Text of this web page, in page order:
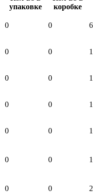
упаковке
коробке
0 0
0 0
0 0
0 0
0 0
0 0
0 0